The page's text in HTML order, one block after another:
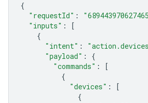
{
"requestId" :
"inputs" :
[
{
"intent" :
"payload" :
{
"commands" :
[
{
"devices" :
[
{